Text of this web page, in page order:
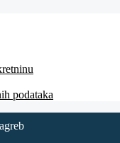
podataka